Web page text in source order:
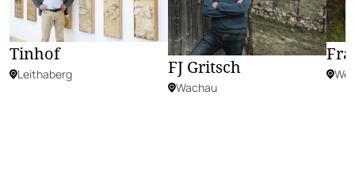
Tinhof
Leithaberg FJ Gritsch
Wachau